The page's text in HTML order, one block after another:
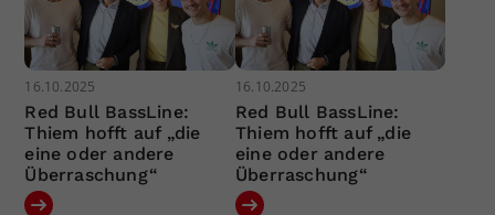
16.10.2025
Red Bull BassLine:
Thiem hofft auf „die
eine oder andere
Überraschung“
16.10.2025
Red Bull BassLine:
Thiem hofft auf „die
eine oder andere
Überraschung“